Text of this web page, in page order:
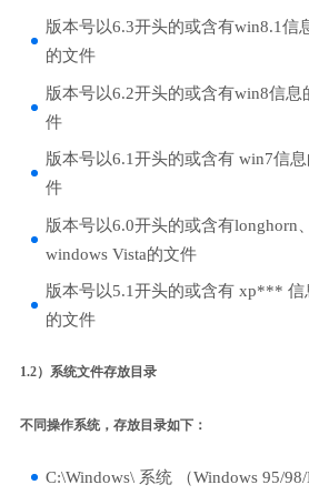
版本号以6.3开头的或含有win8.1信
的文件
版本号以6.2开头的或含有win8信息
件
版本号以6.1开头的或含有 win7信
件
版本号以6.0开头的或含有longhorn
windows Vista的文件
版本号以5.1开头的或含有 xp*** 信
的文件
1.2）系统文件存放目录
不同操作系统，存放目录如下：
C:\Windows\ 系统 （Windows 95/98/